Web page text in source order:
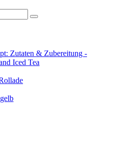
Zutaten & Zubereitung -
Iced Tea